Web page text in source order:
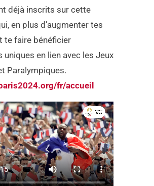
déjà inscrits sur cette
en plus d’augmenter tes
te faire bénéficier
uniques en lien avec les Jeux
Paralympiques.
fr/accueil